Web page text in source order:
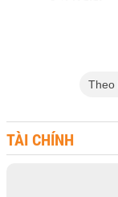
Theo
TÀI CHÍNH